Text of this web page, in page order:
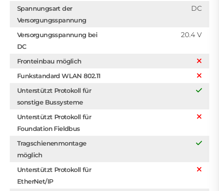
Spannungsart der
Versorgungsspannung
DC
Versorgungsspannung bei
DC
20.4 V
Fronteinbau möglich
Funkstandard WLAN 802.11
Unterstützt Protokoll für
sonstige Bussysteme
Unterstützt Protokoll für
Foundation Fieldbus
Tragschienenmontage
möglich
Unterstützt Protokoll für
EtherNet/IP